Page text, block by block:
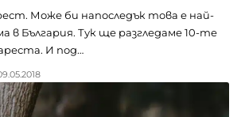
Може би напоследък това е най-
в България. Тук ще разгледаме 10-те
И под…